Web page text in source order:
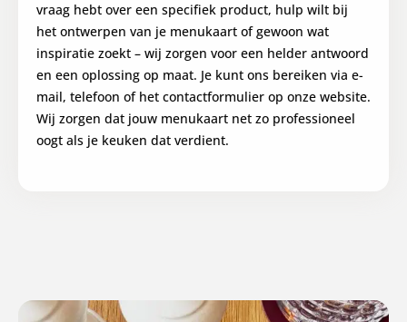
vraag hebt over een specifiek product, hulp wilt bij
het ontwerpen van je menukaart of gewoon wat
inspiratie zoekt – wij zorgen voor een helder antwoord
en een oplossing op maat. Je kunt ons bereiken via e-
mail, telefoon of het contactformulier op onze website.
Wij zorgen dat jouw menukaart net zo professioneel
oogt als je keuken dat verdient.